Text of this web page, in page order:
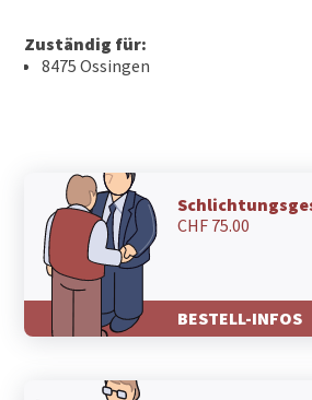
Zuständig für:
8475 Ossingen
CHF 75.00
BESTELL-INFOS